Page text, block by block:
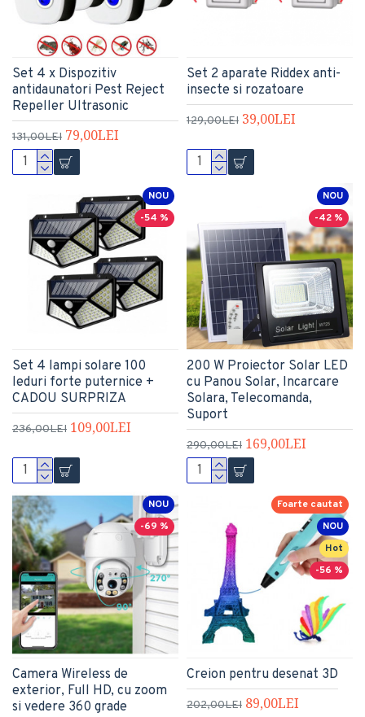
Set 4 x Dispozitiv
antidaunatori Pest Reject
Repeller Ultrasonic
131,00LEI 79,00LEI
Set 2 aparate Riddex anti-
insecte si rozatoare
129,00LEI 39,00LEI
NOU
-54 %
Set 4 lampi solare 100
leduri forte puternice +
CADOU SURPRIZA
236,00LEI 109,00LEI
NOU
-42 %
200 W Proiector Solar LED
cu Panou Solar, Incarcare
Solara, Telecomanda,
Suport
290,00LEI 169,00LEI
NOU
-69 %
Camera Wireless de
exterior, Full HD, cu zoom
si vedere 360 grade
NOU
Hot
Foarte cautat
-56 %
Creion pentru desenat 3D
202,00LEI 89,00LEI